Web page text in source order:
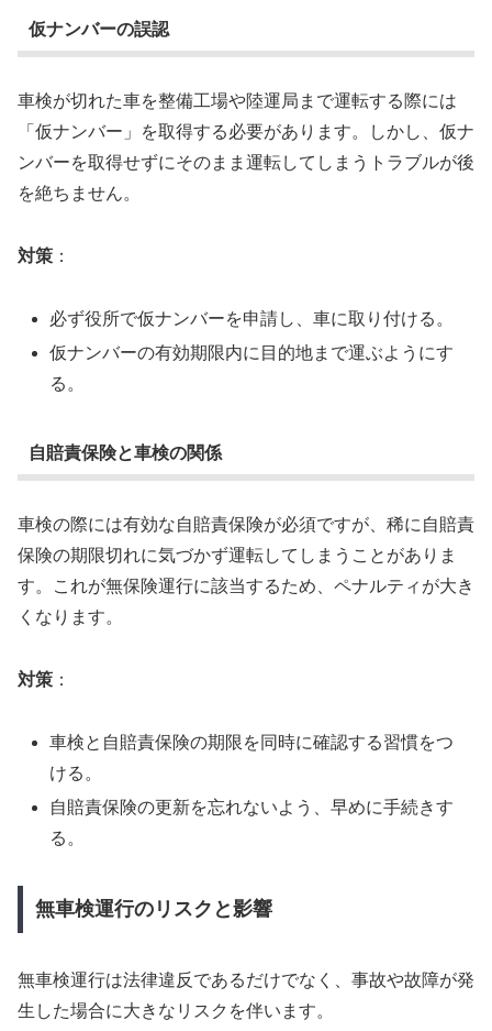
仮ナンバーの誤認
車検が切れた車を整備工場や陸運局まで運転する際には
「仮ナンバー」を取得する必要があります。しかし、仮ナ
ンバーを取得せずにそのまま運転してしまうトラブルが後
を絶ちません。
対策 ：
必ず役所で仮ナンバーを申請し、車に取り付ける。
仮ナンバーの有効期限内に目的地まで運ぶようにす
る。
自賠責保険と車検の関係
車検の際には有効な自賠責保険が必須ですが、稀に自賠責
保険の期限切れに気づかず運転してしまうことがありま
す。これが無保険運行に該当するため、ペナルティが大き
くなります。
対策 ：
車検と自賠責保険の期限を同時に確認する習慣をつ
ける。
自賠責保険の更新を忘れないよう、早めに手続きす
る。
無車検運行のリスクと影響
無車検運行は法律違反であるだけでなく、事故や故障が発
生した場合に大きなリスクを伴います。